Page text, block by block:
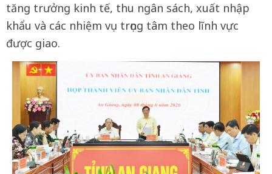
tăng trưởng kinh tế, thu ngân sách, xuất nhập
khẩu và các nhiệm vụ trọng tâm theo lĩnh vực
được giao.